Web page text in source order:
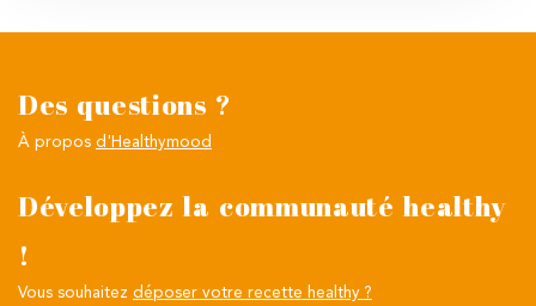
Des questions ?
À propos d'Healthymood
Développez la communauté healthy
!
Vous souhaitez déposer votre recette healthy ?